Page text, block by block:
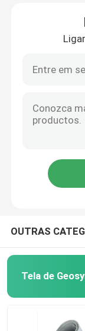
Sobre nós
Excursão da
Controle da
Tela de
HDPE Geocell
OUTRAS
Tela de